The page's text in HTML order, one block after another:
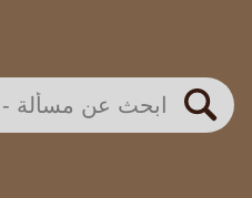
بحث
اللجنة الدائمة